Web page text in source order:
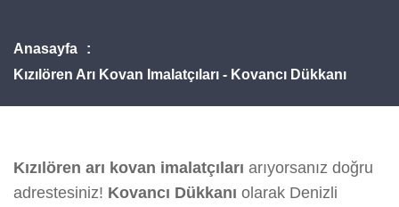
Anasayfa
Kızılören Arı Kovan Imalatçıları - Kovancı Dükkanı
Kızılören arı kovan imalatçıları arıyorsanız doğru
adrestesiniz! Kovancı Dükkanı olarak Denizli